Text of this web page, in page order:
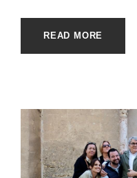
READ MORE